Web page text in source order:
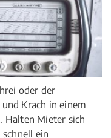
oder der
Krach in einem
Halten Mieter sich
ein